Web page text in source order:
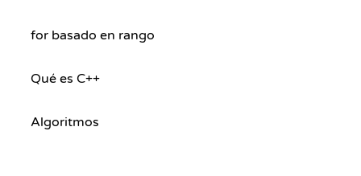
for basado en rango
Qué es C++
Algoritmos